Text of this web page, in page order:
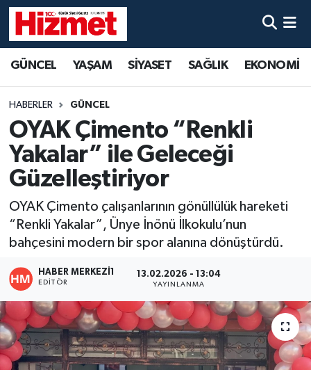
GÜNCEL YAŞAM SİYASET SAĞLIK EKONOMİ
HABERLER GÜNCEL
OYAK Çimento “Renkli
Yakalar” ile Geleceği
Güzelleştiriyor
OYAK Çimento çalışanlarının gönüllülük hareketi
“Renkli Yakalar”, Ünye İnönü İlkokulu’nun
bahçesini modern bir spor alanına dönüştürdü.
HABER MERKEZI1
EDITÖR
13.02.2026 - 13:04
YAYINLANMA
YAŞAM
SİYASET
SAĞLIK
KÜLTÜR SANAT
SPOR
MAGAZİN
ÖZEL HABER
Denizli Hava Durumu
Denizli Trafik Yoğunluk Haritası
Süper Lig Puan Durumu ve Fikstür
Son Dakika Haberleri
Haber Arşivi